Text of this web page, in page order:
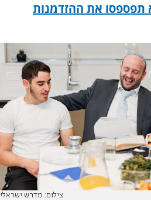
תפספסו את ההזדמנות
צילום: מדרש ישראלי